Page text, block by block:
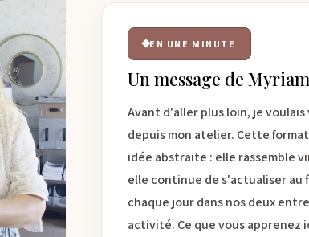
EN UNE MINUTE
Un message de
Avant d'aller plus loin, je
depuis mon atelier. Cette
idée abstraite : elle rassemble
elle continue de s'actualiser au
chaque jour dans nos deux
activité. Ce que vous